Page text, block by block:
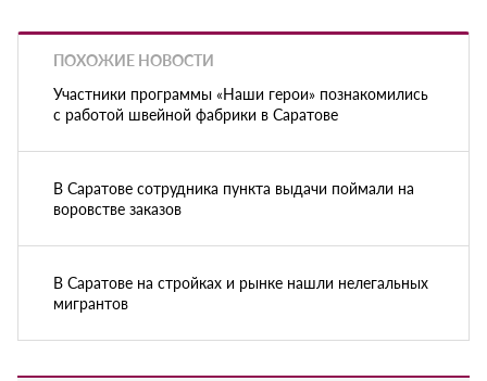
ПОХОЖИЕ НОВОСТИ
Участники программы «Наши герои» познакомились
с работой швейной фабрики в Саратове
В Саратове сотрудника пункта выдачи поймали на
воровстве заказов
В Саратове на стройках и рынке нашли нелегальных
мигрантов